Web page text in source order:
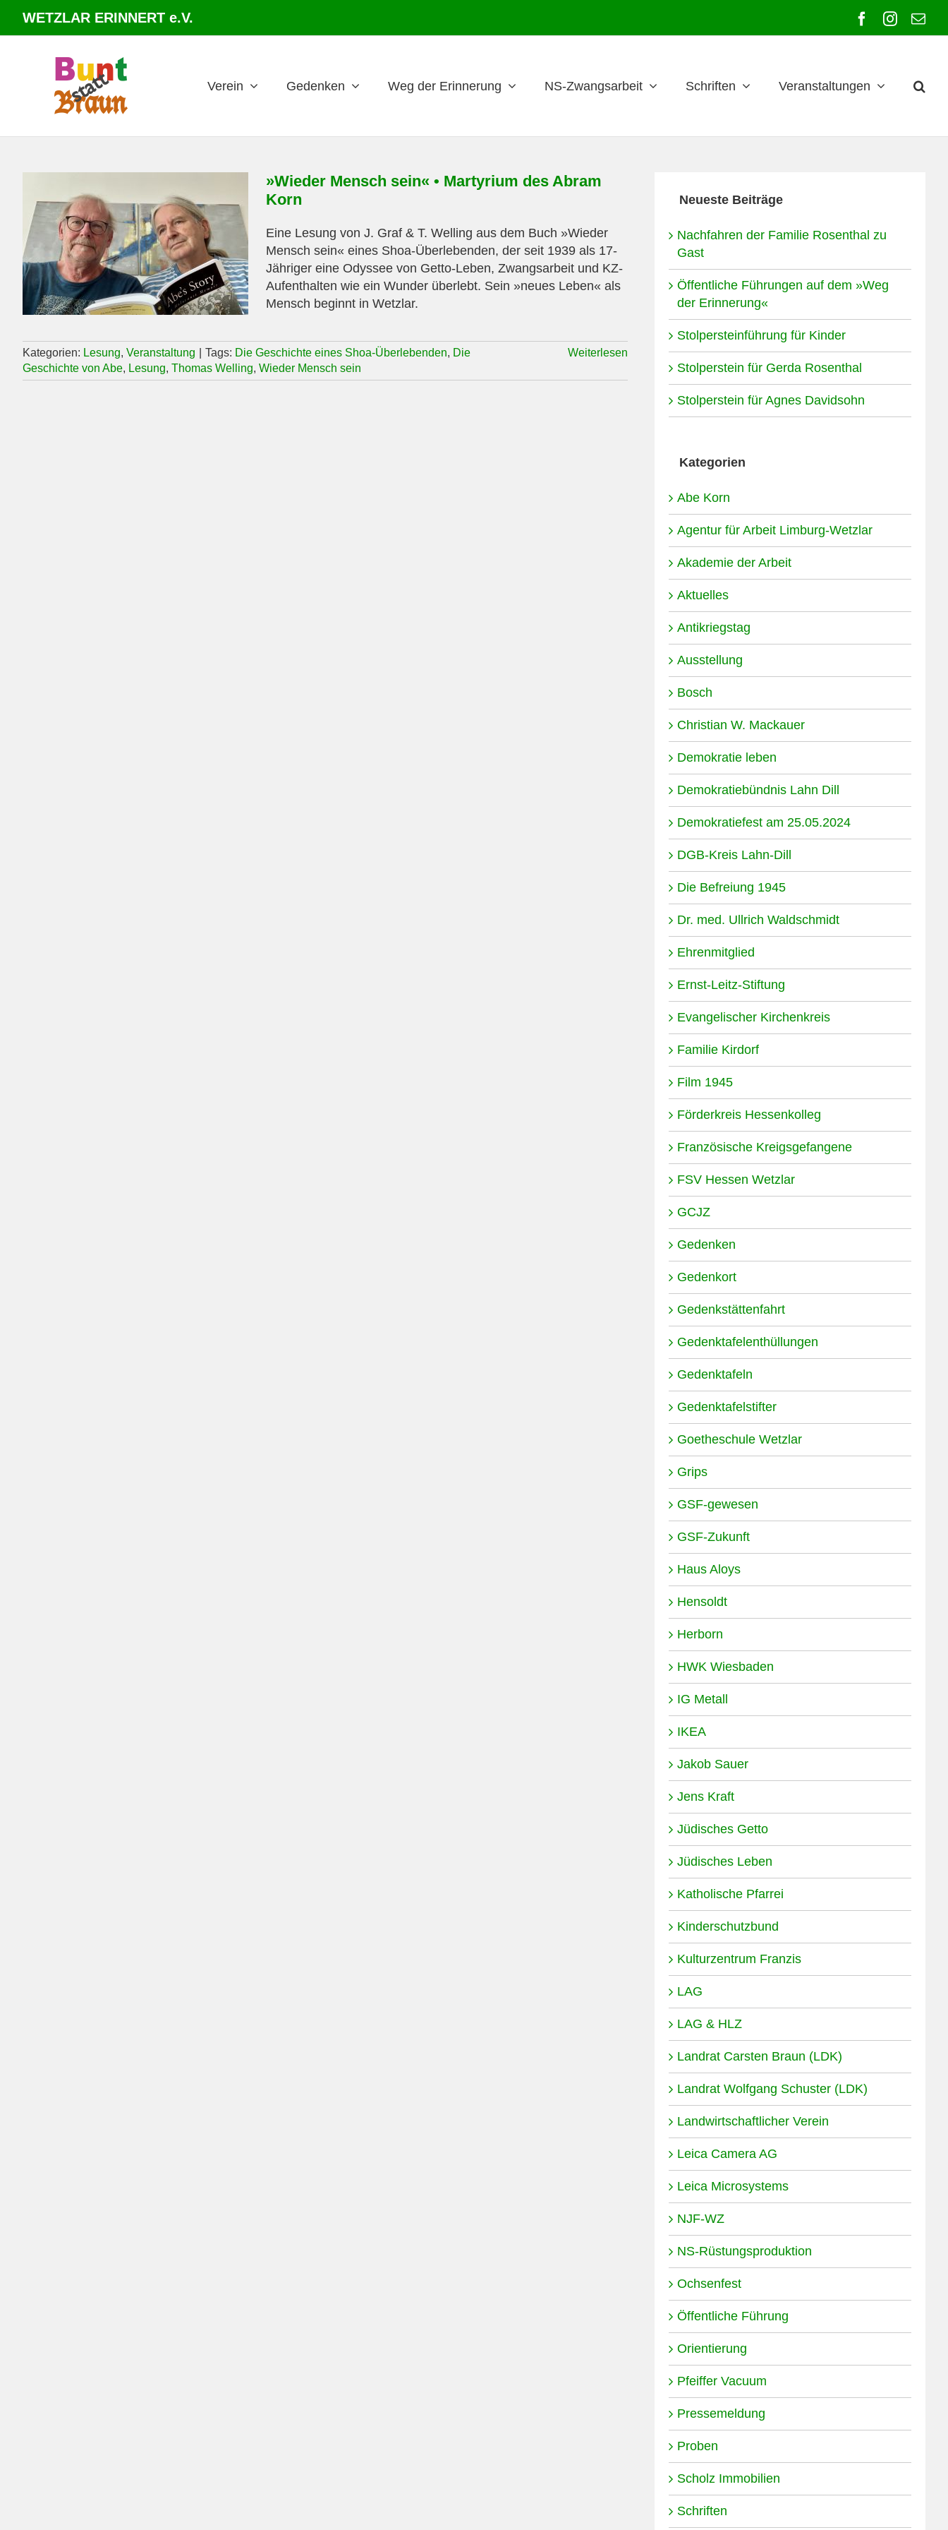
InhaltWETZLAR ERINNERT e.V. FacebookE-
Verein Gedenken Weg der Erinnerung NS-Zwangsarbeit Schriften Veranstaltungen
»Wieder Mensch sein« • Martyrium des Abram
Korn
Eine Lesung von J. Graf & T. Welling aus dem Buch »Wieder
Mensch sein« eines Shoa-Überlebenden, der seit 1939 als 17-
Jähriger eine Odyssee von Getto-Leben, Zwangsarbeit und KZ-
Aufenthalten wie ein Wunder überlebt. Sein »neues Leben« als
Mensch beginnt in Wetzlar.
Kategorien: Lesung, Veranstaltung Tags: Die Geschichte eines Shoa-Überlebenden, Die
Geschichte von Abe, Lesung, Thomas Welling, Wieder Mensch sein
Weiterlesen
Neueste Beiträge
Nachfahren der Familie Rosenthal zu
Gast
Öffentliche Führungen auf dem »Weg
der Erinnerung«
Stolpersteinführung für Kinder
Stolperstein für Gerda Rosenthal
Stolperstein für Agnes Davidsohn
Kategorien
Abe Korn
Agentur für Arbeit Limburg-Wetzlar
Akademie der Arbeit
Aktuelles
Antikriegstag
Ausstellung
Bosch
Christian W. Mackauer
Demokratie leben
Demokratiebündnis Lahn Dill
Demokratiefest am 25.05.2024
DGB-Kreis Lahn-Dill
Die Befreiung 1945
Dr. med. Ullrich Waldschmidt
Ehrenmitglied
Ernst-Leitz-Stiftung
Evangelischer Kirchenkreis
Familie Kirdorf
Film 1945
Förderkreis Hessenkolleg
Französische Kreigsgefangene
FSV Hessen Wetzlar
GCJZ
Gedenken
Gedenkort
Gedenkstättenfahrt
Gedenktafelenthüllungen
Gedenktafeln
Gedenktafelstifter
Goetheschule Wetzlar
Grips
GSF-gewesen
GSF-Zukunft
Haus Aloys
Hensoldt
Herborn
HWK Wiesbaden
IG Metall
IKEA
Jakob Sauer
Jens Kraft
Jüdisches Getto
Jüdisches Leben
Katholische Pfarrei
Kinderschutzbund
Kulturzentrum Franzis
LAG
LAG & HLZ
Landrat Carsten Braun (LDK)
Landrat Wolfgang Schuster (LDK)
Landwirtschaftlicher Verein
Leica Camera AG
Leica Microsystems
NJF-WZ
NS-Rüstungsproduktion
Ochsenfest
Öffentliche Führung
Orientierung
Pfeiffer Vacuum
Pressemeldung
Proben
Scholz Immobilien
Schriften